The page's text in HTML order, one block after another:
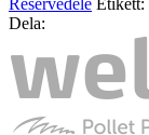
Dela: